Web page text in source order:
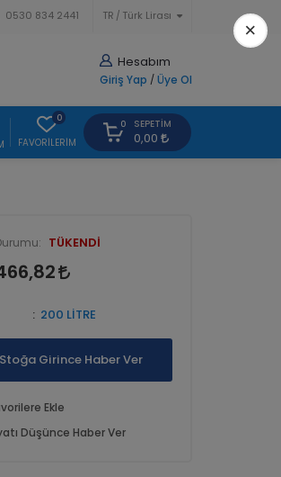
TR Türk Lirası
0530 834 2441
Hesabım
Giriş Yap / Üye Ol
0
FAVORILERIM
0 SEPETIM
0,00
TÜKENDİ
200 LİTRE
Stoğa Girince Haber Ver
Ekle
Düşünce Haber Ver
×